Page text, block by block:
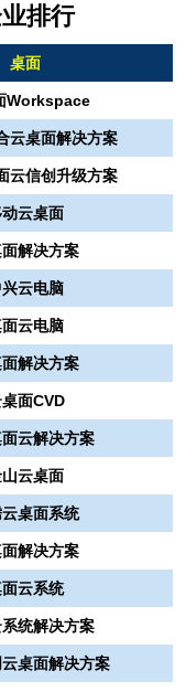
排行
桌面
Workspace
云桌面解决方案
云信创升级方案
云桌面
解决方案
云电脑
云电脑
解决方案
面CVD
云解决方案
云桌面
桌面系统
解决方案
云系统
统解决方案
桌面解决方案